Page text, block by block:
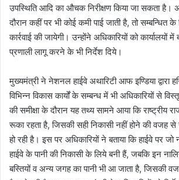
उपस्थिति आदि का औचक निरीक्षण किया जा सकता
दौरान कहीं पर भी कोई कमी पाई जाती है, तो
कार्रवाई की जायेगी। उन्होंने अधिकारियों को कार्यालयों
प्रणाली लागू करने के भी निर्देश दिये।
मुख्यमंत्री ने नेशनल हाईवे अथारिटी आफ इण्डिया द्वारा
विभिन्न विकास कार्यों के सम्बन्ध में भी अधिकारियों से
की समीक्षा के दौरान यह तथ्य सामने आया कि राष्ट्रीय
रूका रहता है, जिसकी सही निकासी नहीं होने की वजह से
हो रही है। इस पर अधिकारियों ने बताया कि हाईवे पर
हाईवे के पानी की निकासी के लिये बनी हैं, जबकि इन
बस्तियों व अन्य जगह का पानी भी आ जाता है, जिसकी